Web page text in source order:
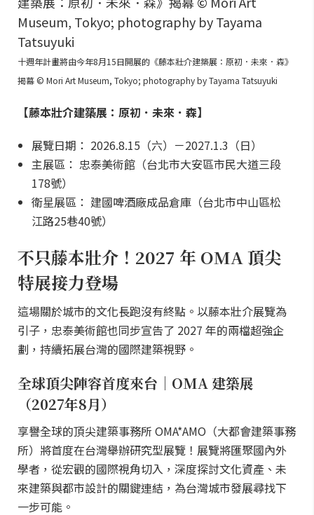
十週年計畫將由今年8月15日開展的《藤本壯介建築展：原初．未來．森》
揭幕 © Mori Art Museum, Tokyo; photography by Tayama Tatsuyuki
【藤本壯介建築展：原初．未來．森】
展覽日期： 2026.8.15（六）－2027.1.3（日）
主展區： 忠泰美術館（台北市大安區市民大道三段
178號）
衛星展區： 建國啤酒廠成品倉庫（台北市中山區松
江路25巷40號）
不只藤本壯介！2027 年 OMA 頂尖
特展接力登場
這場關於城市的文化長跑沒有終點。以藤本壯介展覽為
引子，忠泰美術館也同步宣告了 2027 年的兩檔超強企
劃，持續拓展台灣的國際建築視野。
全球頂尖陣容首度來台｜OMA 建築展
（2027年8月）
享譽全球的頂尖建築事務所 OMA*AMO（大都會建築事務
所）將首度在台灣舉辦研究型展覽！展覽將匯聚國內外
學者，從宏觀的國際視角切入，深度探討文化資產、未
來建築與都市設計的關鍵連結，為台灣城市發展尋找下
一步可能。